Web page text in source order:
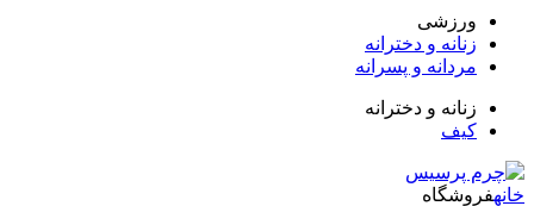
و دخترانه
و پسرانه
و دخترانه